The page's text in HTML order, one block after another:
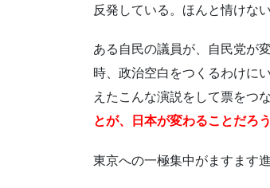
反発している。ほんと情けな
ある自民の議員が、自民党が
時、政治空白をつくるわけに
えたこんな演説をして票をつ
とが、日本が変わることだろう
東京への一極集中がますます